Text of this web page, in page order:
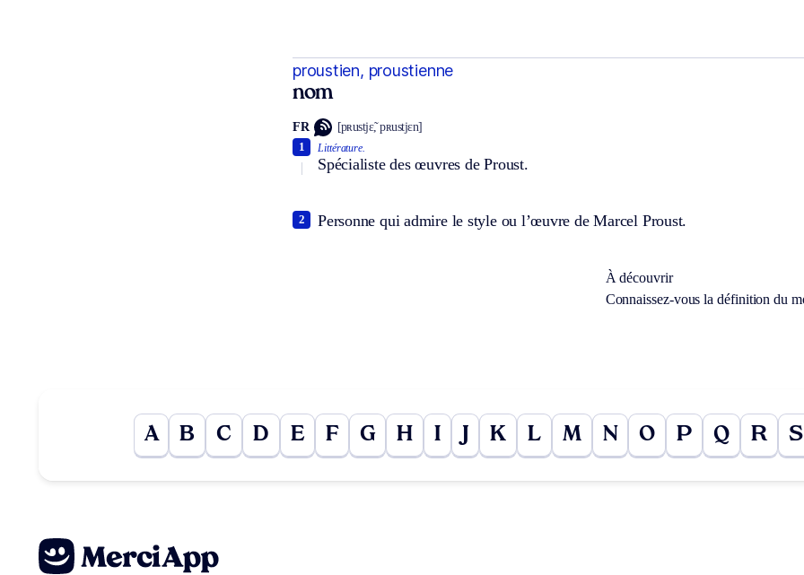
proustien, proustienne
nom
FR [pʀustjɛ̃, pʀustjɛn]
Littérature.
Spécialiste des œuvres de Proust.
1
Personne qui admire le style ou l’œuvre de Marcel Proust.
2
À découvrir
Connaissez-vous la définition du
A B C D E F G H I K L M N O P Q R S